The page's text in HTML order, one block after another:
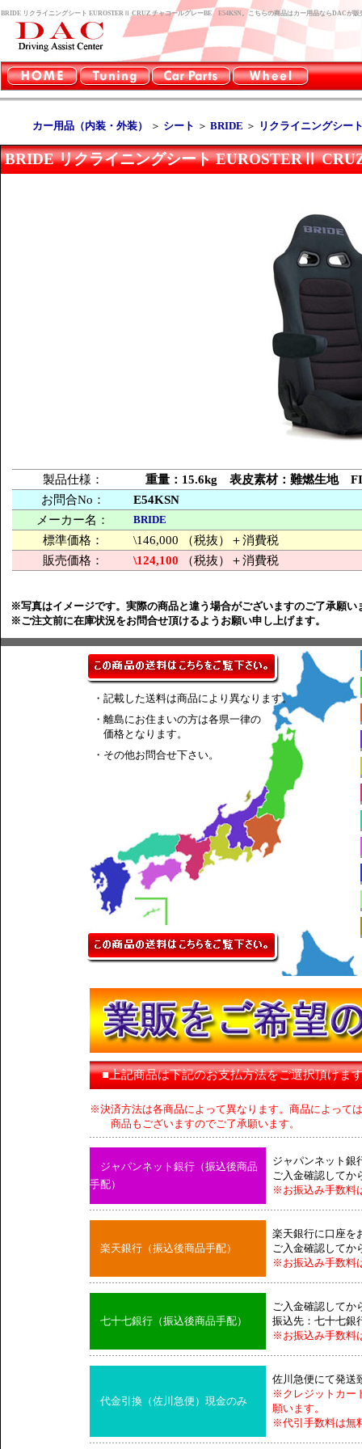
BRIDE リクライニングシート EUROSTERⅡ CRUZ チャコールグレーBE E54KSN。こちらの商品はカー用品ならDACが販
カー用品（内装・外装） ＞ シート ＞ BRIDE ＞ リクライニングシー
BRIDE リクライニングシート EUROSTERⅡ
製品仕様：
重量：15.6kg 表皮素材：難燃生地
お問合No：
E54KSN
メーカー名：
BRIDE
標準価格：
\146,000 （税抜）＋消費税
販売価格：
\124,100 （税抜）＋消費税
※写真はイメージです。実際の商品と違う場合がございますのご了承願い
※ご注文前に在庫状況をお問合せ頂けるようお願い申し上げます。
・記載した送料は商品により異なります。
・離島にお住まいの方は各県一律の
価格となります。
・その他お問合せ下さい。
■上記商品は下記のお支払方法をご選択頂けま
※決済方法は各商品によって異なります。商品によって
商品もございますのでご了承願います。
ジャパンネット銀行（振込後商品
手配）
ジャパンネット銀
ご入金確認してか
※お振込み手数料
楽天銀行（振込後商品手配）
楽天銀行に口座を
ご入金確認してか
※お振込み手数料
七十七銀行（振込後商品手配）
ご入金確認してか
振込先：七十七銀
※お振込み手数料
代金引換（佐川急便）現金のみ
佐川急便にて発送
※クレジットカー
願います。
※代引手数料は無